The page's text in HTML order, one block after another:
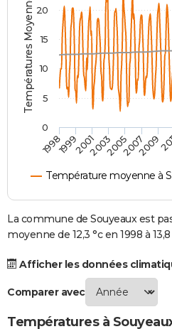
Destinations
City break
Voyage nature
Voyage de noces
Forum
Climat
PHOTO
GUIDES D'ACHAT
BONS PLANS
CARTE DE VOEUX
Carte de Noël
Carte Bonne année
Carte Saint-Valentin
Carte Pâques
Carte d'anniversaire
DICTIONNAIRE
S'inscrire
Se connecter
Lycées
Collèges
Primaires
Universités
Entreprises
Service militaire
Avis de recherche
AVIS DE DÉCÈS
Températures Moyennes ( °C )
Température moyenne à
1998199920012003200520072009
0
5
10
15
20
La commune de Souyeaux est
moyenne de 12,3 °c en 1998 à
Afficher les données
Comparer avec
Températures à